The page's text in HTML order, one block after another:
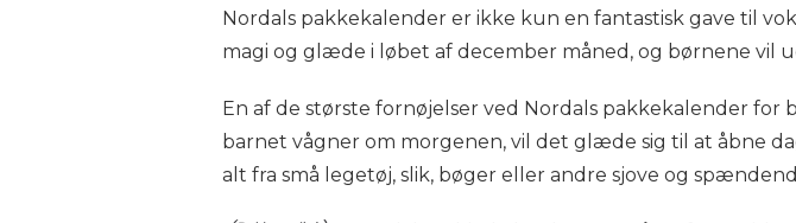
Nordals pakkekalender er ikke kun en fantastisk gave til
magi og glæde i løbet af december måned, og børnene vil
En af de største fornøjelser ved Nordals pakkekalender
barnet vågner om morgenen, vil det glæde sig til at åbne
alt fra små legetøj, slik, bøger eller andre sjove og